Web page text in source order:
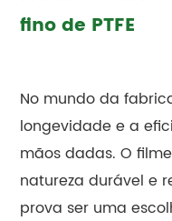
fino de PTFE
No mundo da
longevidade e a
mãos dadas. O
natureza durável e
prova ser uma